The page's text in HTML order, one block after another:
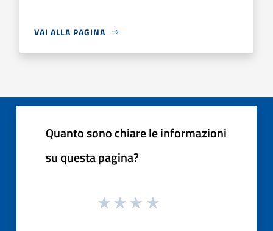
VAI ALLA PAGINA
Quanto sono chiare le informazioni
su questa pagina?